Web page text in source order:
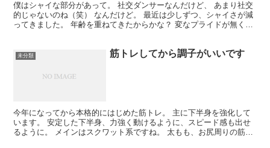
僕はシャイな部分があって。 社交ダンサーなんだけど、 あまり社交
的じゃないのね（笑） なんだけど。 最近は少しずつ、シャイさが減
ってきました。 年齢を重ねてきたからかな？ 変なプライドが無くな
未分類 筋トレしてから調子がいいです
今年になってから本格的にはじめた筋トレ。 主に下半身を強化して
います。 安定した下半身、力強く動けるように、スピード感も出せ
るように。 メインはスクワット系ですね。 太もも、お尻周りの筋肉